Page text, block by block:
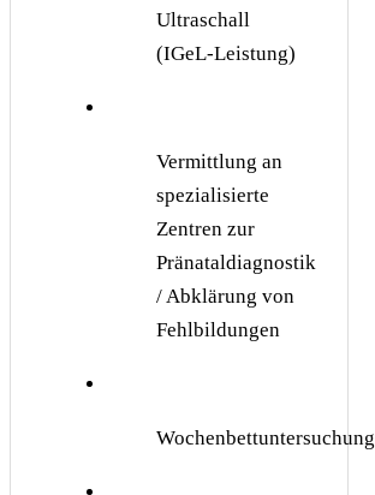
Ultraschall
(IGeL-Leistung)
Vermittlung an
spezialisierte
Zentren zur
Pränataldiagnostik
/ Abklärung von
Fehlbildungen
Wochenbettuntersuchung